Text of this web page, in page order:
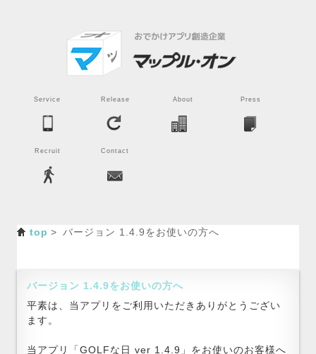
Service Release About Press
Recruit Contact
top バージョン 1.4.9をお使いの方へ
バージョン 1.4.9をお使いの方へ
平素は、当アプリをご利用いただきありがとうござい
ます。
当アプリ「GOLFな日 ver 1.4.9」をお使いのお客様へ